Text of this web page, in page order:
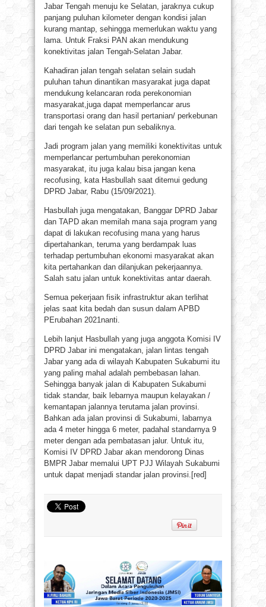
Jabar Tengah menuju ke Selatan, jaraknya cukup
panjang puluhan kilometer dengan kondisi jalan
kurang mantap, sehingga memerlukan waktu yang
lama. Untuk Fraksi PAN akan mendukung
konektivitas jalan Tengah-Selatan Jabar.
Kahadiran jalan tengah selatan selain sudah
puluhan tahun dinantikan masyarakat juga dapat
mendukung kelancaran roda perekonomian
masyarakat,juga dapat memperlancar arus
transportasi orang dan hasil pertanian/ perkebunan
dari tengah ke selatan pun sebaliknya.
Jadi program jalan yang memiliki konektivitas untuk
memperlancar pertumbuhan perekonomian
masyarakat, itu juga kalau bisa jangan kena
recofusing, kata Hasbullah saat ditemui gedung
DPRD Jabar, Rabu (15/09/2021).
Hasbullah juga mengatakan, Banggar DPRD Jabar
dan TAPD akan memilah mana saja program yang
dapat di lakukan recofusing mana yang harus
dipertahankan, teruma yang berdampak luas
terhadap pertumbuhan ekonomi masyarakat akan
kita pertahankan dan dilanjukan pekerjaannya.
Salah satu jalan untuk konektivitas antar daerah.
Semua pekerjaan fisik infrastruktur akan terlihat
jelas saat kita bedah dan susun dalam APBD
PErubahan 2021nanti.
Lebih lanjut Hasbullah yang juga anggota Komisi IV
DPRD Jabar ini mengatakan, jalan lintas tengah
Jabar yang ada di wilayah Kabupaten Sukabumi itu
yang paling mahal adalah pembebasan lahan.
Sehingga banyak jalan di Kabupaten Sukabumi
tidak standar, baik lebarnya maupun kelayakan /
kemantapan jalannya terutama jalan provinsi.
Bahkan ada jalan provinsi di Sukabumi, labarnya
ada 4 meter hingga 6 meter, padahal standarnya 9
meter dengan ada pembatasan jalur. Untuk itu,
Komisi IV DPRD Jabar akan mendorong Dinas
BMPR Jabar memalui UPT PJJ Wilayah Sukabumi
untuk dapat menjadi standar jalan provinsi.[red]